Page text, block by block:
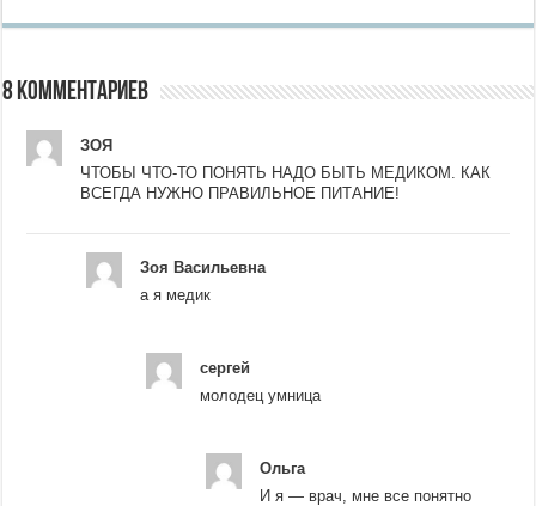
8 комментариев
ЗОЯ
ЧТОБЫ ЧТО-ТО ПОНЯТЬ НАДО БЫТЬ МЕДИКОМ. КАК
ВСЕГДА НУЖНО ПРАВИЛЬНОЕ ПИТАНИЕ!
Зоя Васильевна
а я медик
сергей
молодец умница
Ольга
И я — врач, мне все понятно